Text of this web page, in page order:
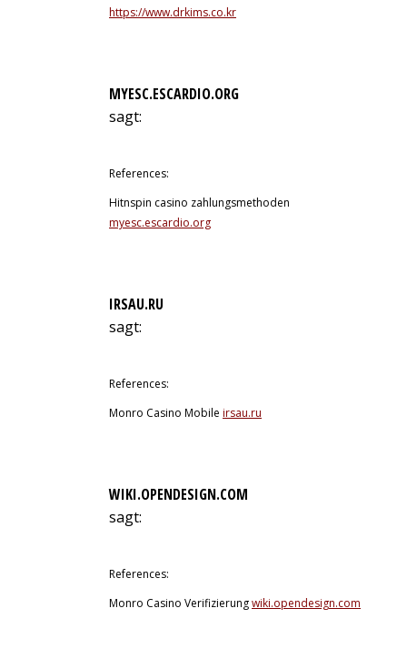
https://www.drkims.co.kr
MYESC.ESCARDIO.ORG
sagt:
References:
Hitnspin casino zahlungsmethoden
myesc.escardio.org
IRSAU.RU
sagt:
References:
Monro Casino Mobile irsau.ru
WIKI.OPENDESIGN.COM
sagt:
References:
Monro Casino Verifizierungwiki.opendesign.com